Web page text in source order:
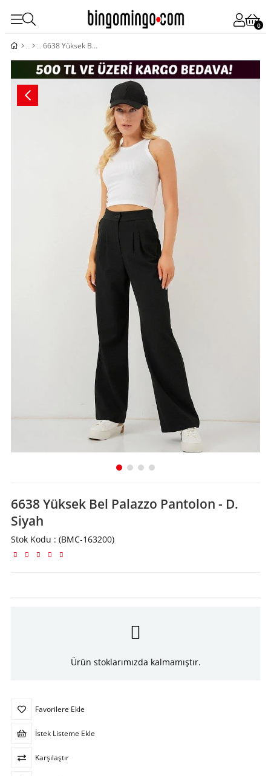
0
6638 Yüksek Bel Palazzo Pantolon - D. Siyah
6638 Yüksek Bel Palazzo Pantolon - D.
Siyah
Stok Kodu (BMC-163200)
Ürün stoklarımızda kalmamıştır.
Favorilere Ekle
İstek Listeme Ekle
Karşılaştır